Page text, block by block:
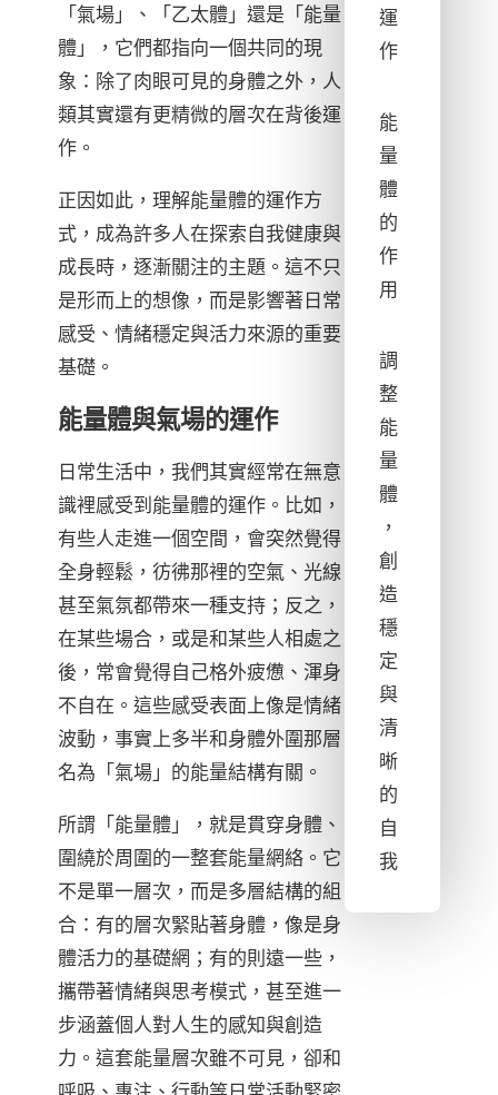
「氣場」、「乙太體」還是「能量
體」，它們都指向一個共同的現
象：除了肉眼可見的身體之外，人
類其實還有更精微的層次在背後運
作。
正因如此，理解能量體的運作方
式，成為許多人在探索自我健康與
成長時，逐漸關注的主題。這不只
是形而上的想像，而是影響著日常
感受、情緒穩定與活力來源的重要
基礎。
能量體與氣場的運作
日常生活中，我們其實經常在無意
識裡感受到能量體的運作。比如，
有些人走進一個空間，會突然覺得
全身輕鬆，彷彿那裡的空氣、光線
甚至氣氛都帶來一種支持；反之，
在某些場合，或是和某些人相處之
後，常會覺得自己格外疲憊、渾身
不自在。這些感受表面上像是情緒
波動，事實上多半和身體外圍那層
名為「氣場」的能量結構有關。
所謂「能量體」，就是貫穿身體、
圍繞於周圍的一整套能量網絡。它
不是單一層次，而是多層結構的組
合：有的層次緊貼著身體，像是身
體活力的基礎網；有的則遠一些，
攜帶著情緒與思考模式，甚至進一
步涵蓋個人對人生的感知與創造
力。這套能量層次雖不可見，卻和
運
作
能
量
體
的
作
用
調
整
能
量
體
，
創
造
穩
定
與
清
晰
的
自
我